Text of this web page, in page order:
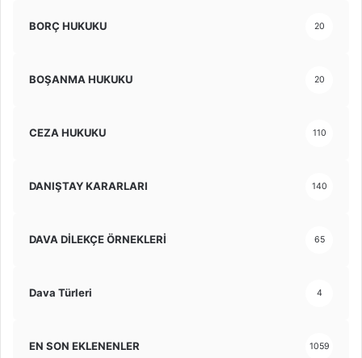
BORÇ HUKUKU 20
BOŞANMA HUKUKU 20
CEZA HUKUKU 110
DANIŞTAY KARARLARI 140
DAVA DİLEKÇE ÖRNEKLERİ 65
Dava Türleri 4
EN SON EKLENENLER 1059